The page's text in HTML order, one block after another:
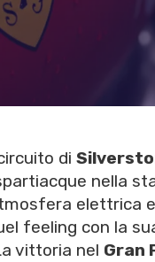
di
nella
elettrica
feeling con la
vittoria nel Gran